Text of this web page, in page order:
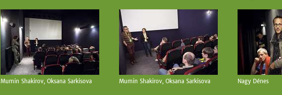
Mumin Shakirov, Oksana Sarkisova Mumin Shakirov, Oksana Sarkisova Nagy Dénes